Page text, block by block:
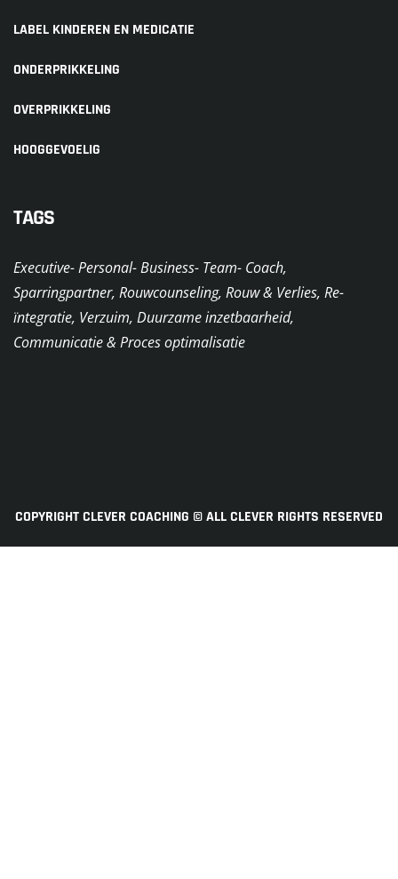
LABEL KINDEREN EN MEDICATIE
ONDERPRIKKELING
OVERPRIKKELING
HOOGGEVOELIG
TAGS
Executive- Personal- Business- Team- Coach,
Sparringpartner, Rouwcounseling, Rouw & Verlies, Re-
ïntegratie, Verzuim, Duurzame inzetbaarheid,
Communicatie & Proces optimalisatie
COPYRIGHT CLEVER COACHING © ALL CLEVER RIGHTS RESERVED